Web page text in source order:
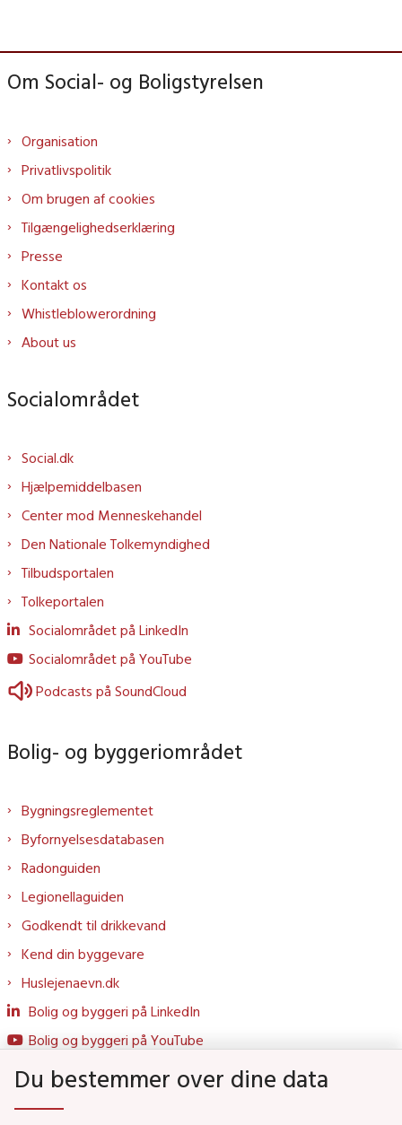
Om Social- og Boligstyrelsen
Organisation
Privatlivspolitik
Om brugen af cookies
Tilgængelighedserklæring
Presse
Kontakt os
Whistleblowerordning
About us
Socialområdet
Social.dk
Hjælpemiddelbasen
Center mod Menneskehandel
Den Nationale Tolkemyndighed
Tilbudsportalen
Tolkeportalen
Socialområdet på LinkedIn
Socialområdet på YouTube
Podcasts på SoundCloud
Bolig- og byggeriområdet
Bygningsreglementet
Byfornyelsesdatabasen
Radonguiden
Legionellaguiden
Godkendt til drikkevand
Kend din byggevare
Huslejenaevn.dk
Bolig og byggeri på LinkedIn
Bolig og byggeri på YouTube
Du bestemmer over dine data